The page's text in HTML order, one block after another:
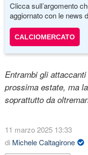
Clicca sull’argomento
aggiornato con le news
CALCIOMERCATO
Entrambi gli
prossima estate, ma
soprattutto da
11 marzo 2025 13:33
di Michele Caltagirone